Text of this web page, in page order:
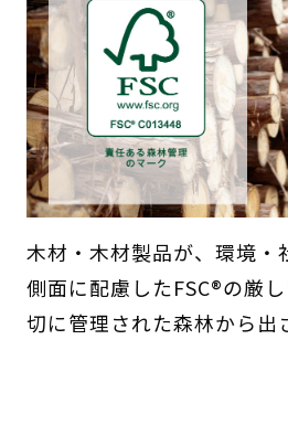
木材・木材製品が、環境・
側面に配慮したFSC®の厳
切に管理された森林から出